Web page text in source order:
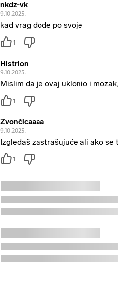
nkdz-vk
9.10.2025.
kad vrag dode po svoje
1
Histrion
9.10.2025.
Mislim da je ovaj uklonio i
1
Zvončicaaaa
9.10.2025.
Izgledaš zastrašujuće ali ako se
1